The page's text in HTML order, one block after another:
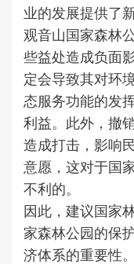
业的发展提供了
观音山国家森林
些益处造成负面
定会导致其对环
态服务功能的发
利益。此外，撤
造成打击，影响
意愿，这对于国
不利的。
因此，建议国家
家森林公园的保
济体系的重要性